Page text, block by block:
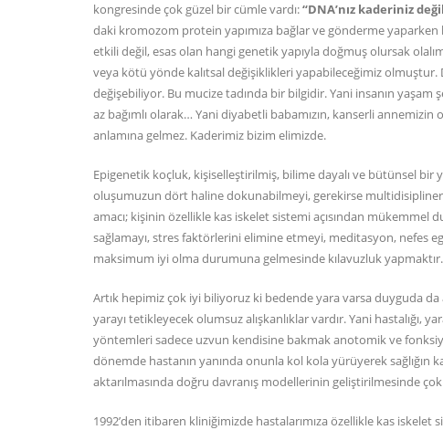
kongresinde çok güzel bir cümle vardı:“DNA’nız kaderiniz
daki kromozom protein yapımıza bağlar ve gönderme
etkili değil, esas olan hangi genetik yapıyla doğmuş olursak
veya kötü yönde kalıtsal değişiklikleri yapabileceğimiz olmuştur.
değişebiliyor. Bu mucize tadında bir bilgidir. Yani insanın yaşam
az bağımlı olarak… Yani diyabetli babamızın, kanserli
anlamına gelmez. Kaderimiz bizim elimizde.
Epigenetik koçluk, kişiselleştirilmiş, bilime dayalı ve bütünsel bir
oluşumuzun dört haline dokunabilmeyi, gerekirse multidisipliner
amacı; kişinin özellikle kas iskelet sistemi açısından
sağlamayı, stres faktörlerini elimine etmeyi, meditasyon, nefes
maksimum iyi olma durumuna gelmesinde kılavuzluk yapmaktır.
Artık hepimiz çok iyi biliyoruz ki bedende yara varsa duyguda
yarayı tetikleyecek olumsuz alışkanlıklar vardır. Yani
yöntemleri sadece uzvun kendisine bakmak anotomik ve
dönemde hastanın yanında onunla kol kola yürüyerek sağlığın
aktarılmasında doğru davranış modellerinin geliştirilmesinde
1992’den itibaren kliniğimizde hastalarımıza özellikle kas iskelet